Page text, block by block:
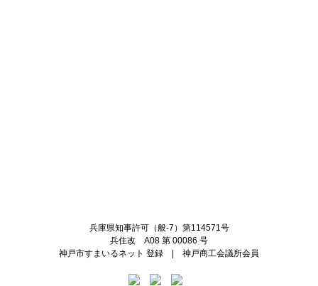
兵庫県知事許可（般-7）第114571号
兵住改 A08 第 00086 号
神戸市すまいるネット 登録 | 神戸商工会議所会員